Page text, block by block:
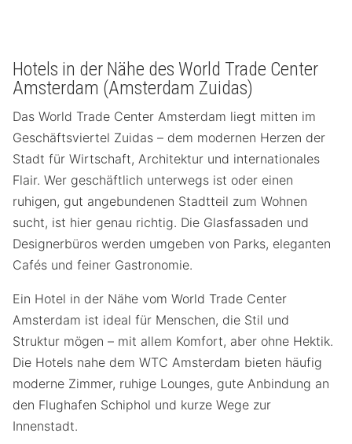
Hotels in der Nähe des World Trade Center
Amsterdam (Amsterdam Zuidas)
Das World Trade Center Amsterdam liegt mitten im
Geschäftsviertel Zuidas – dem modernen Herzen der
Stadt für Wirtschaft, Architektur und internationales
Flair. Wer geschäftlich unterwegs ist oder einen
ruhigen, gut angebundenen Stadtteil zum Wohnen
sucht, ist hier genau richtig. Die Glasfassaden und
Designerbüros werden umgeben von Parks, eleganten
Cafés und feiner Gastronomie.
Ein Hotel in der Nähe vom World Trade Center
Amsterdam ist ideal für Menschen, die Stil und
Struktur mögen – mit allem Komfort, aber ohne Hektik.
Die Hotels nahe dem WTC Amsterdam bieten häufig
moderne Zimmer, ruhige Lounges, gute Anbindung an
den Flughafen Schiphol und kurze Wege zur
Innenstadt.